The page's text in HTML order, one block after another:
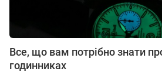
Все, що вам потрібно знати
годинниках